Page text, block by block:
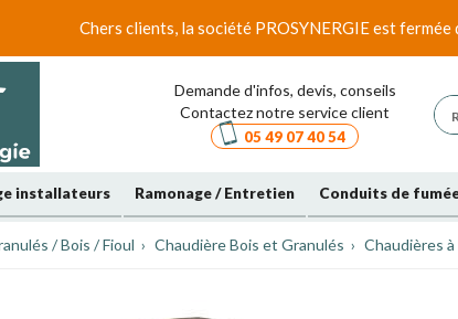
Chers clients, la société PROSYNERGIE est
Demande d'infos, devis, conseils
Contactez notre service client
05 49 07 40 54
installateurs Ramonage / Entretien Conduits de
/ Bois / Fioul Chaudière Bois et Granulés Chaudières à